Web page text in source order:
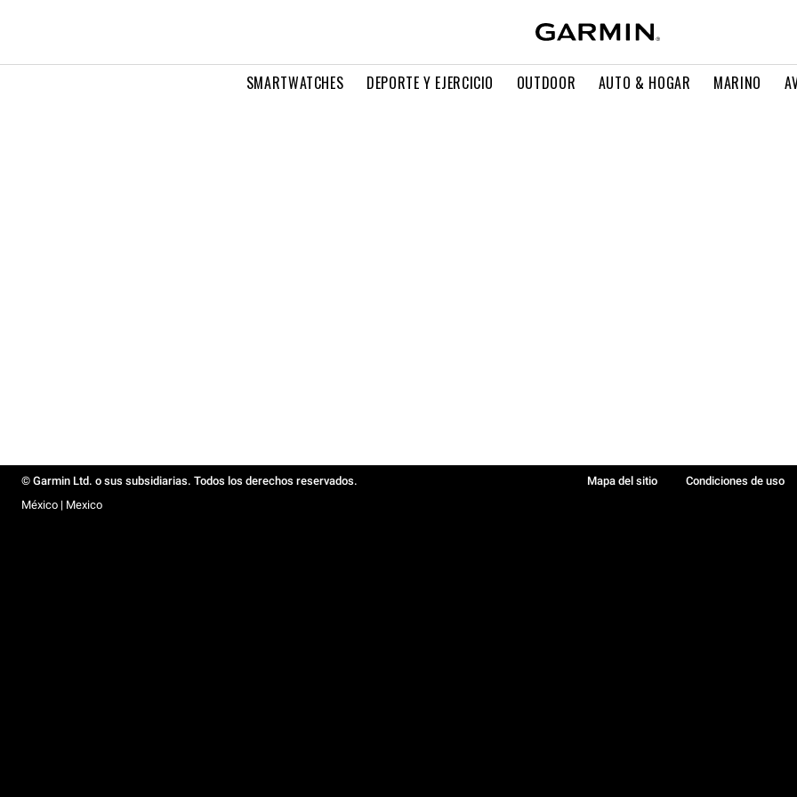
SMARTWATCHES DEPORTE Y EJERCICIO OUTDOOR AUTO & HOGAR MARINO
© Garmin Ltd. o sus subsidiarias. Todos los derechos reservados. Mapa del sitio Condiciones de uso
México | Mexico